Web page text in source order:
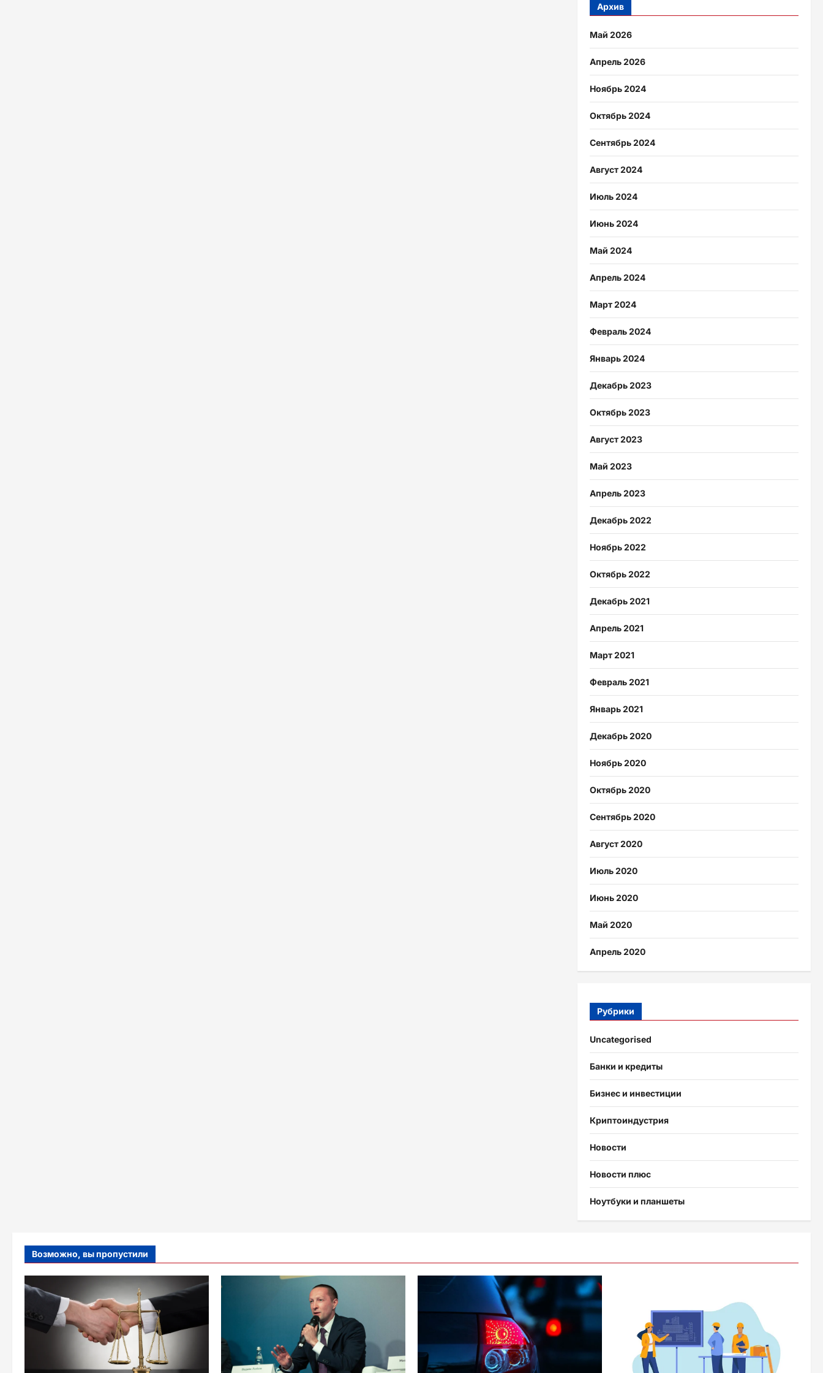
Архив
Май 2026
Апрель 2026
Ноябрь 2024
Октябрь 2024
Сентябрь 2024
Август 2024
Июль 2024
Июнь 2024
Май 2024
Апрель 2024
Март 2024
Февраль 2024
Январь 2024
Декабрь 2023
Октябрь 2023
Август 2023
Май 2023
Апрель 2023
Декабрь 2022
Ноябрь 2022
Октябрь 2022
Декабрь 2021
Апрель 2021
Март 2021
Февраль 2021
Январь 2021
Декабрь 2020
Ноябрь 2020
Октябрь 2020
Сентябрь 2020
Август 2020
Июль 2020
Июнь 2020
Май 2020
Апрель 2020
Рубрики
Uncategorised
Банки и кредиты
Бизнес и инвестиции
Криптоиндустрия
Новости
Новости плюс
Ноутбуки и планшеты
Возможно, вы пропустили